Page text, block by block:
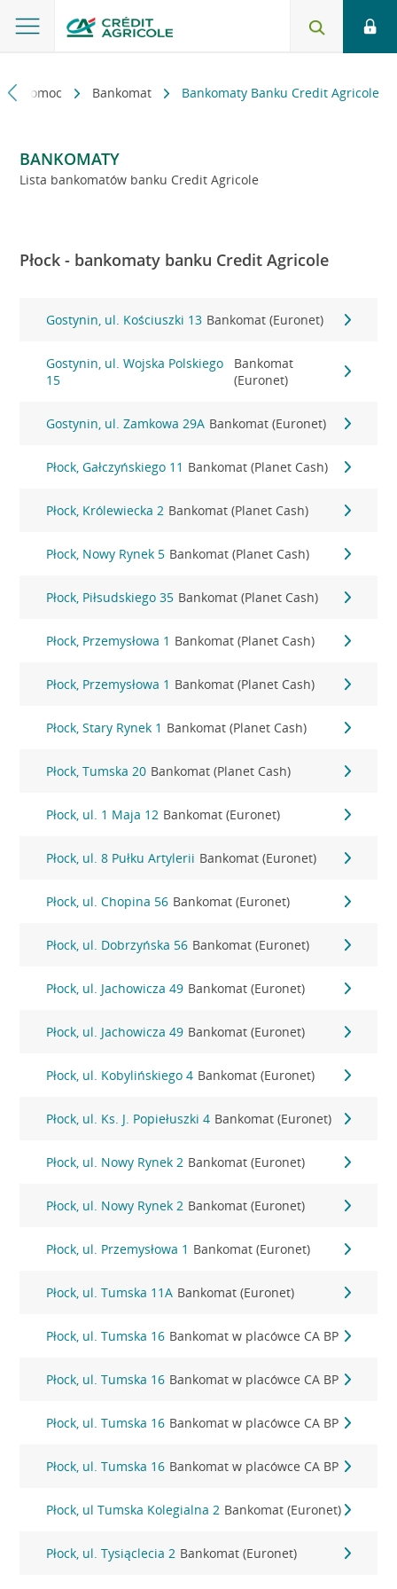
i pomoc Bankomat Bankomaty Banku Credit Agricole
BANKOMATY
Lista bankomatów banku Credit Agricole
Płock - bankomaty banku Credit Agricole
Gostynin, ul. Kościuszki 13 Bankomat (Euronet)
Gostynin, ul. Wojska Polskiego
15
Bankomat
(Euronet)
Gostynin, ul. Zamkowa 29A Bankomat (Euronet)
Płock, Gałczyńskiego 11 Bankomat (Planet Cash)
Płock, Królewiecka 2 Bankomat (Planet Cash)
Płock, Nowy Rynek 5 Bankomat (Planet Cash)
Płock, Piłsudskiego 35 Bankomat (Planet Cash)
Płock, Przemysłowa 1 Bankomat (Planet Cash)
Płock, Przemysłowa 1 Bankomat (Planet Cash)
Płock, Stary Rynek 1 Bankomat (Planet Cash)
Płock, Tumska 20 Bankomat (Planet Cash)
Płock, ul. 1 Maja 12 Bankomat (Euronet)
Płock, ul. 8 Pułku Artylerii Bankomat (Euronet)
Płock, ul. Chopina 56 Bankomat (Euronet)
Płock, ul. Dobrzyńska 56 Bankomat (Euronet)
Płock, ul. Jachowicza 49 Bankomat (Euronet)
Płock, ul. Jachowicza 49 Bankomat (Euronet)
Płock, ul. Kobylińskiego 4 Bankomat (Euronet)
Płock, ul. Ks. J. Popiełuszki 4 Bankomat (Euronet)
Płock, ul. Nowy Rynek 2 Bankomat (Euronet)
Płock, ul. Nowy Rynek 2 Bankomat (Euronet)
Płock, ul. Przemysłowa 1 Bankomat (Euronet)
Płock, ul. Tumska 11A Bankomat (Euronet)
Płock, ul. Tumska 16 Bankomat w placówce CA BP
Płock, ul. Tumska 16 Bankomat w placówce CA BP
Płock, ul. Tumska 16 Bankomat w placówce CA BP
Płock, ul. Tumska 16 Bankomat w placówce CA BP
Płock, ul Tumska Kolegialna 2 Bankomat (Euronet)
Płock, ul. Tysiąclecia 2 Bankomat (Euronet)